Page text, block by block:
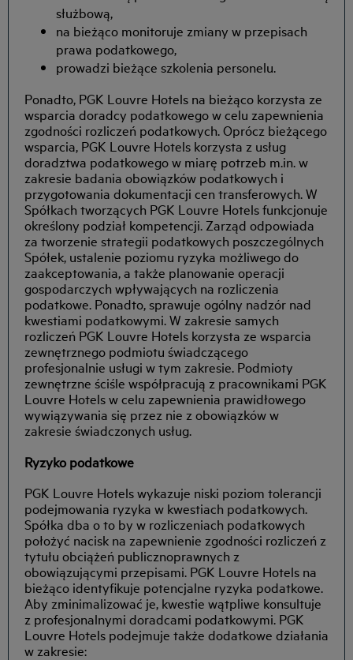
służbową,
na bieżąco monitoruje zmiany w przepisach
prawa podatkowego,
prowadzi bieżące szkolenia personelu.
Ponadto, PGK Louvre Hotels na bieżąco korzysta ze
wsparcia doradcy podatkowego w celu zapewnienia
zgodności rozliczeń podatkowych. Oprócz bieżącego
wsparcia, PGK Louvre Hotels korzysta z usług
doradztwa podatkowego w miarę potrzeb m.in. w
zakresie badania obowiązków podatkowych i
przygotowania dokumentacji cen transferowych. W
Spółkach tworzących PGK Louvre Hotels funkcjonuje
określony podział kompetencji. Zarząd odpowiada
za tworzenie strategii podatkowych poszczególnych
Spółek, ustalenie poziomu ryzyka możliwego do
zaakceptowania, a także planowanie operacji
gospodarczych wpływających na rozliczenia
podatkowe. Ponadto, sprawuje ogólny nadzór nad
kwestiami podatkowymi. W zakresie samych
rozliczeń PGK Louvre Hotels korzysta ze wsparcia
zewnętrznego podmiotu świadczącego
profesjonalnie usługi w tym zakresie. Podmioty
zewnętrzne ściśle współpracują z pracownikami PGK
Louvre Hotels w celu zapewnienia prawidłowego
wywiązywania się przez nie z obowiązków w
zakresie świadczonych usług.
Ryzyko podatkowe
PGK Louvre Hotels wykazuje niski poziom tolerancji
podejmowania ryzyka w kwestiach podatkowych.
Spółka dba o to by w rozliczeniach podatkowych
położyć nacisk na zapewnienie zgodności rozliczeń z
tytułu obciążeń publicznoprawnych z
obowiązującymi przepisami. PGK Louvre Hotels na
bieżąco identyfikuje potencjalne ryzyka podatkowe.
Aby zminimalizować je, kwestie wątpliwe konsultuje
z profesjonalnymi doradcami podatkowymi. PGK
Louvre Hotels podejmuje także dodatkowe działania
w zakresie: